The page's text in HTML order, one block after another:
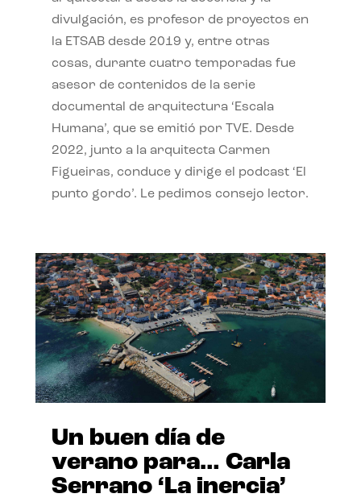
divulgación, es profesor de proyectos en
la ETSAB desde 2019 y, entre otras
cosas, durante cuatro temporadas fue
asesor de contenidos de la serie
documental de arquitectura ‘Escala
Humana’, que se emitió por TVE. Desde
2022, junto a la arquitecta Carmen
Figueiras, conduce y dirige el podcast ‘El
punto gordo’. Le pedimos consejo lector.
Un buen día de
verano para… Carla
Serrano ‘La inercia’